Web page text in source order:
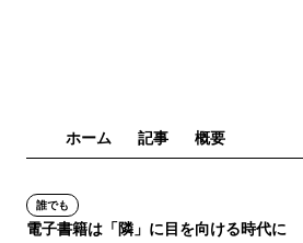
ホーム 記事 概要
誰でも
電子書籍は「隣」に目を向ける時代に